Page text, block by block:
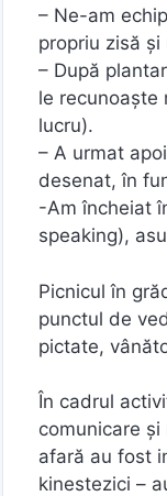
– Ne-am
propriu zisă și
– După
le recunoaște
lucru).
– A urmat
desenat, în
-Am încheiat
speaking),
Picnicul în
punctul de
pictate,
În cadrul
comunicare
afară au fost
kinestezici –